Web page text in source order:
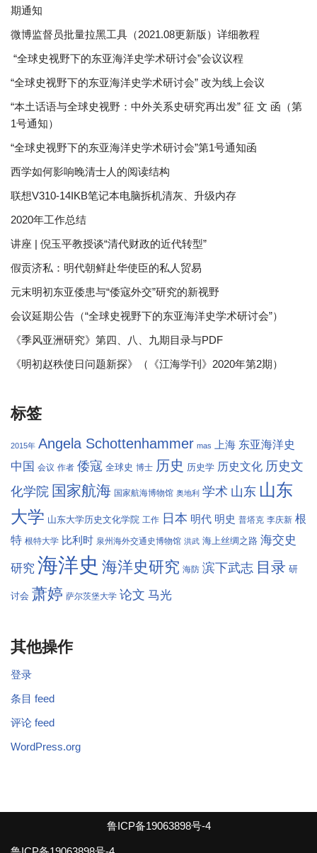
期通知
微博监督员批量拉黑工具（2021.08更新版）详细教程
“全球史视野下的东亚海洋史学术研讨会”会议议程
“全球史视野下的东亚海洋史学术研讨会” 改为线上会议
“本土话语与全球史视野：中外关系史研究再出发” 征 文 函（第
1号通知）
“全球史视野下的东亚海洋史学术研讨会”第1号通知函
西学如何影响晚清士人的阅读结构
联想V310-14IKB笔记本电脑拆机清灰、升级内存
2020年工作总结
讲座 | 倪玉平教授谈“清代财政的近代转型”
假贡济私：明代朝鲜赴华使臣的私人贸易
元末明初东亚倭患与“倭寇外交”研究的新视野
会议延期公告（“全球史视野下的东亚海洋史学术研讨会”）
《季风亚洲研究》第四、八、九期目录与PDF
《明初赵秩使日问题新探》（《江海学刊》2020年第2期）
标签
2015年 Angela Schottenhammer mas 上海 东亚海洋史
中国 会议 作者 倭寇 全球史 博士 历史 历史学 历史文化 历史文
化学院 国家航海 国家航海博物馆 奥地利 学术 山东 山东
大学 山东大学历史文化学院 工作 日本 明代 明史 普塔克 李庆新 根
特 根特大学 比利时 泉州海外交通史博物馆 洪武 海上丝绸之路 海交史
研究 海洋史 海洋史研究 海防 滨下武志 目录 研
讨会 萧婷 萨尔茨堡大学 论文 马光
其他操作
登录
条目 feed
评论 feed
WordPress.org
鲁ICP备19063898号-4